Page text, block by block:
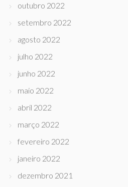
outubro 2022
setembro 2022
agosto 2022
julho 2022
junho 2022
maio 2022
abril 2022
março 2022
fevereiro 2022
janeiro 2022
dezembro 2021